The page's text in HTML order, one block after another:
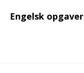
Engelsk opgaver